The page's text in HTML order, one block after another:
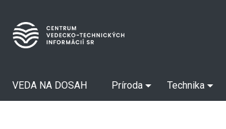
VEDA NA DOSAH Príroda Technika